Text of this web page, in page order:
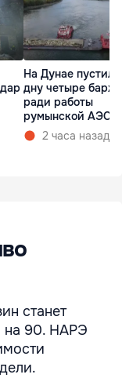
На Дунае
дну четыре
ради работы
румынской АЭС
2 часа назад
станет
на 90. НАРЭ